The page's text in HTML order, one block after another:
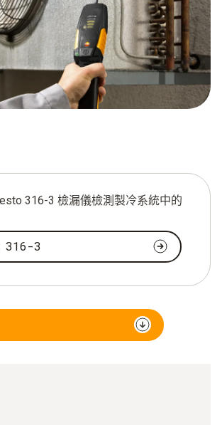
316-3 檢漏儀檢測製冷系統中的
3